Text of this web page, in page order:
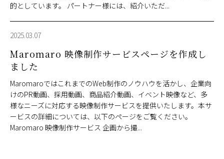
的としています。 パートナー様には、紹介いただ...
2025.03.07
Maromaro 映像制作サービスページを作成し
ました
MaromaroではこれまでのWeb制作のノウハウを活かし、企業向
けのPR動画、採用動画、商品紹介動画、イベント映像など、多
様なニーズに対応する映像制作サービスを提供いたします。本サ
ービスの詳細については、以下のページをご覧ください。
Maromaro 映像制作サービス 企画から撮...